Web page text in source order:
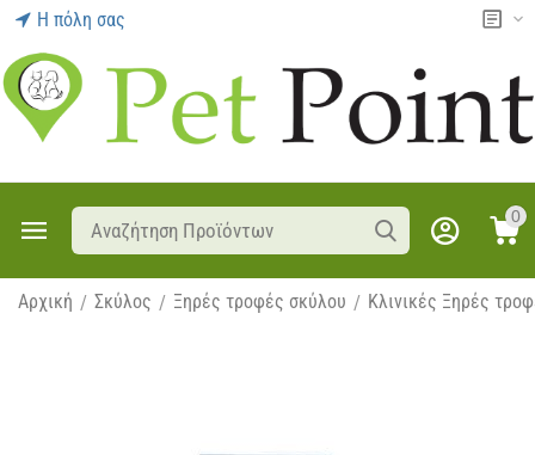
Η πόλη σας
0
Αρχική / Σκύλος / Ξηρές τροφές σκύλου / Κλινικές Ξηρές